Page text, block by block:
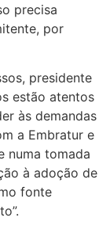
precisa
por
presidente
estão atentos
às demandas
a Embratur e
numa tomada
à adoção de
fonte